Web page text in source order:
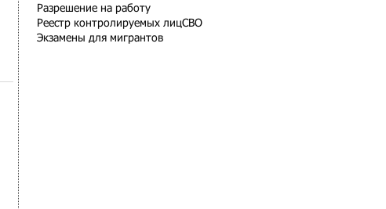
Разрешение на работу
Реестр контролируемых лицСВО
Экзамены для мигрантов